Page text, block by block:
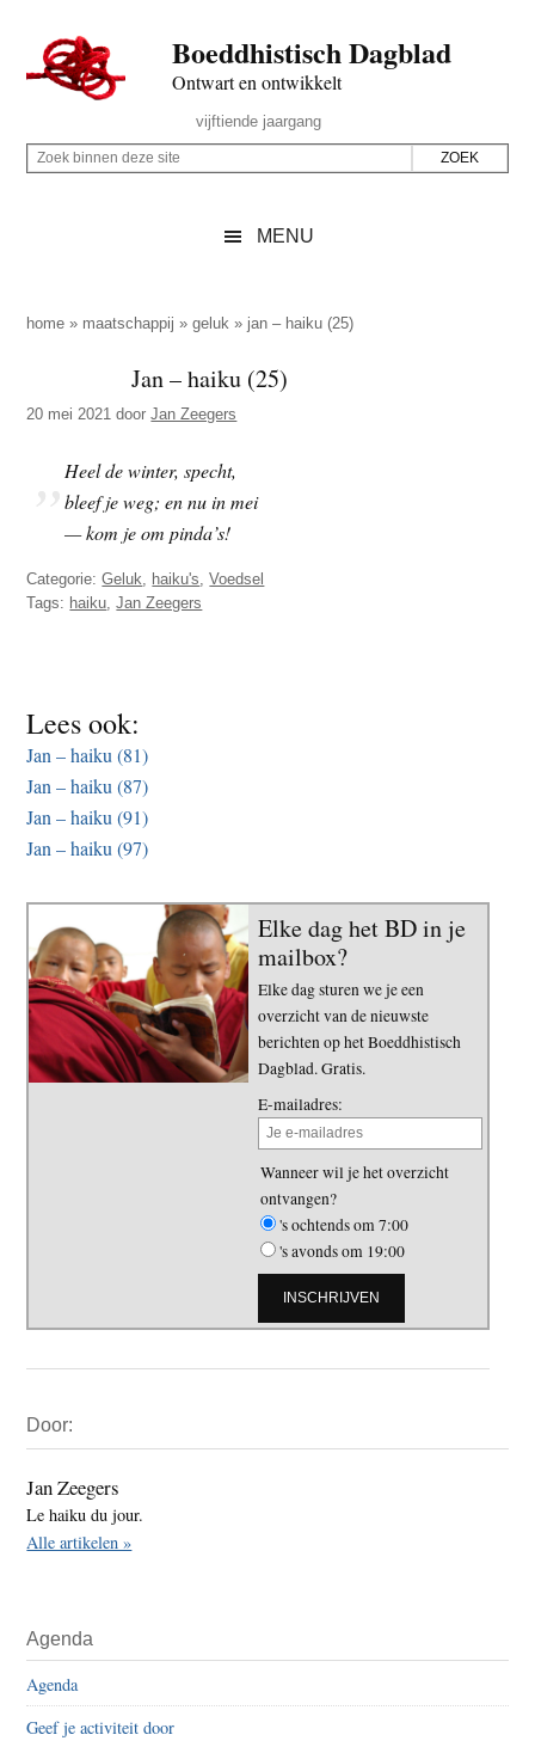
naar
de
inhoud
secondary
naar
de
sidebar
naar
de
Boeddhistisch Dagblad
Ontwart en ontwikkelt
Rechts
vijftiende jaargang
Z
p
z
e
Z
i
e
s
MENU
home » maatschappij »geluk » jan – haiku (25)
Jan – haiku (25)
20 mei 2021 doorJan Zeegers
Heel de winter, specht,
bleef je weg; en nu in mei
— kom je om pinda’s!
Categorie:Geluk haiku's ,Voedsel
Tags: haiku ,Jan Zeegers
Lees ook:
Jan – haiku (81)
Jan – haiku (87)
Jan – haiku (91)
Jan – haiku (97)
Elke dag het BD in je
mailbox?
Elke dag sturen we je een
overzicht van de nieuwste
berichten op het Boeddhistisch
Dagblad. Gratis.
E-mailadres:
Wanneer wil je het overzicht
ontvangen?
's ochtends om 7:00
's avonds om 19:00
Sidebar
Door:
Jan Zeegers
Le haiku du jour.
Alle artikelen »
Agenda
Agenda
Geef je activiteit door